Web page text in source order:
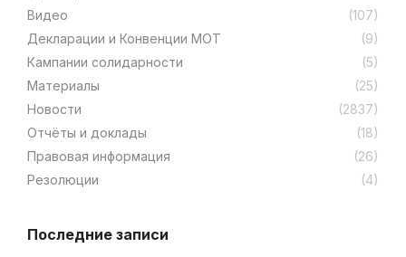
Видео
(107)
Декларации и Конвенции МОТ
(9)
Кампании солидарности
(5)
Материалы
(25)
Новости
(2837)
Отчёты и доклады
(18)
Правовая информация
(26)
Резолюции
(4)
Последние записи